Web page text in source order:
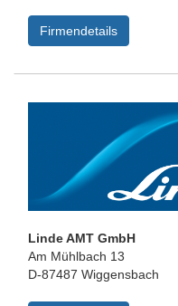
Firmendetails
Linde AMT GmbH
Am Mühlbach 13
D-87487 Wiggensbach